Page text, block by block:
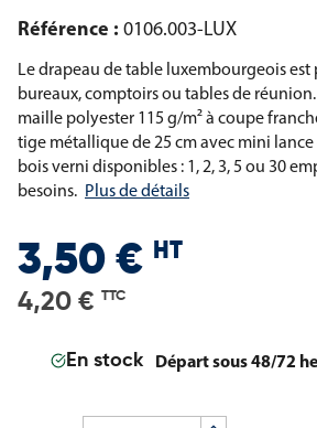
Référence : 0106.003-LUX
Le drapeau de table luxembourgeois
bureaux, comptoirs ou tables de
maille polyester 115 g/m² à coupe
tige métallique de 25 cm avec mini lance
bois verni disponibles : 1, 2, 3, 5 ou 30
besoins. Plus de détails
3,50 € HT
4,20 € TTC
En stock Départ sous 48/72